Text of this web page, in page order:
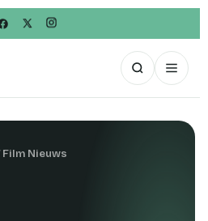
Film Nieuws